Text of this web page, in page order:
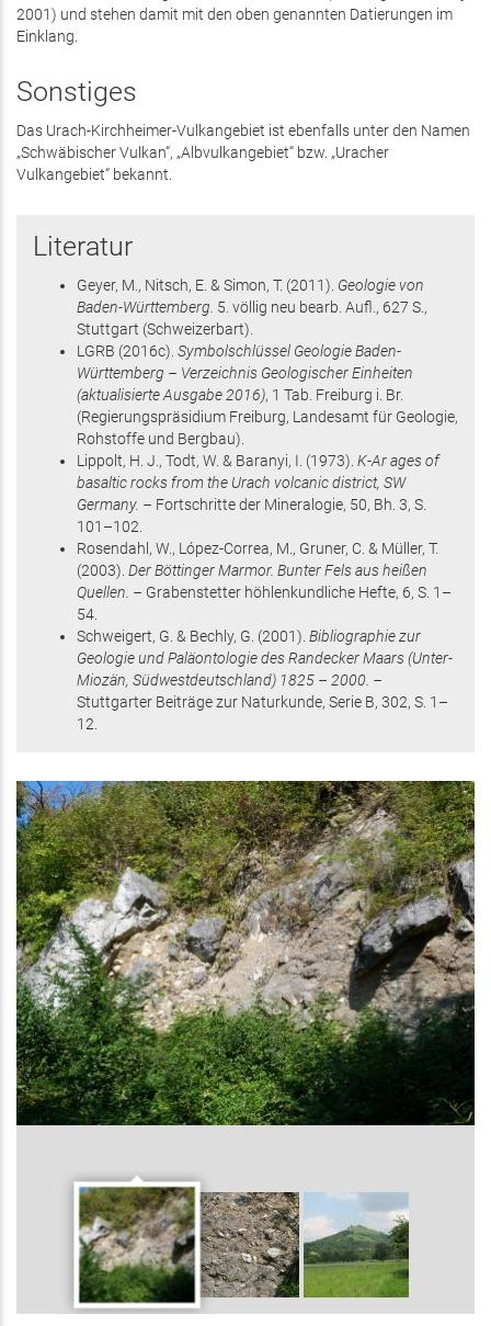
2001) und stehen damit mit den oben genannten Datierungen im
Einklang.
Sonstiges
Das Urach-Kirchheimer-Vulkangebiet ist ebenfalls unter den Namen
„Schwäbischer Vulkan“, „Albvulkangebiet“ bzw. „Uracher
Vulkangebiet“ bekannt.
Literatur
Geyer, M., Nitsch, E. & Simon, T. (2011). Geologie von
Baden-Württemberg. 5. völlig neu bearb. Aufl., 627 S.,
Stuttgart (Schweizerbart).
LGRB (2016c). Symbolschlüssel Geologie Baden-
Württemberg – Verzeichnis Geologischer Einheiten
(aktualisierte Ausgabe 2016), 1 Tab. Freiburg i. Br.
(Regierungspräsidium Freiburg, Landesamt für Geologie,
Rohstoffe und Bergbau).
Lippolt, H. J., Todt, W. & Baranyi, I. (1973). K-Ar ages of
basaltic rocks from the Urach volcanic district, SW
Germany. – Fortschritte der Mineralogie, 50, Bh. 3, S.
101–102.
Rosendahl, W., López-Correa, M., Gruner, C. & Müller, T.
(2003). Der Böttinger Marmor. Bunter Fels aus heißen
Quellen. – Grabenstetter höhlenkundliche Hefte, 6, S. 1–
54.
Schweigert, G. & Bechly, G. (2001). Bibliographie zur
Geologie und Paläontologie des Randecker Maars (Unter-
Miozän, Südwestdeutschland) 1825 – 2000. –
Stuttgarter Beiträge zur Naturkunde, Serie B, 302, S. 1–
12.